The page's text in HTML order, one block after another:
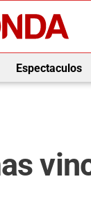
Espectaculos